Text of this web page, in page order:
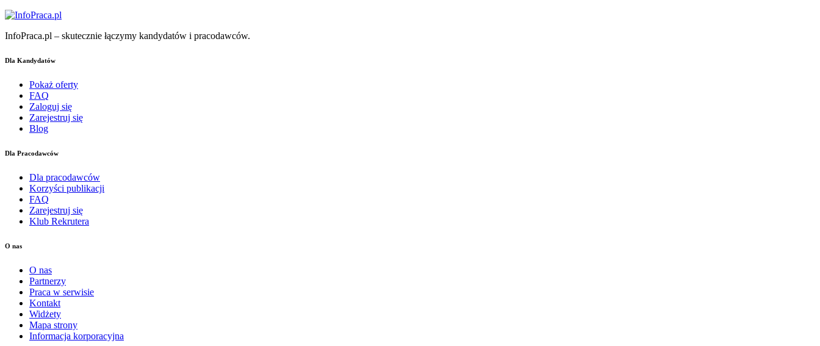
InfoPraca.pl – skutecznie łączymy kandydatów i pracodawców.
Dla Kandydatów
Pokaż oferty
FAQ
Zaloguj się
Zarejestruj się
Blog
Dla Pracodawców
Dla pracodawców
Korzyści publikacji
FAQ
Zarejestruj się
Klub Rekrutera
O nas
O nas
Partnerzy
Praca w serwisie
Kontakt
Widżety
Mapa strony
Informacja korporacyjna